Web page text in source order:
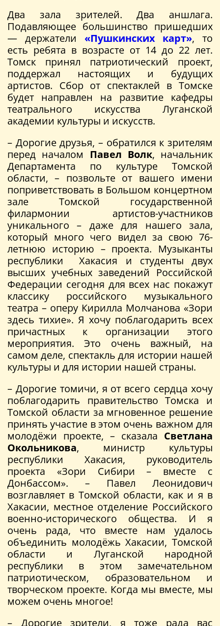
Два зала зрителей. Два аншлага.
Подавляющее большинство пришедших
— держатели «Пушкинских карт», то
есть ребята в возрасте от 14 до 22 лет.
Томск принял патриотический проект,
поддержал настоящих и будущих
артистов. Сбор от спектаклей в Томске
будет направлен на развитие кафедры
театрального искусства Луганской
академии культуры и искусств.
– Дорогие друзья, – обратился к зрителям
перед началом Павел Волк, начальник
Департамента по культуре Томской
области, – позвольте от вашего имени
поприветствовать в Большом концертном
зале Томской государственной
филармонии артистов-участников
уникального – даже для нашего зала,
который много чего видел за свою 76-
летнюю историю – проекта. Музыканты
республики Хакасия и студенты двух
высших учебных заведений Российской
Федерации сегодня для всех нас покажут
классику российского музыкального
театра – оперу Кирилла Молчанова «Зори
здесь тихие». Я хочу поблагодарить всех
причастных к организации этого
мероприятия. Это очень важный, на
самом деле, спектакль для истории нашей
культуры и для истории нашей страны.
– Дорогие томичи, я от всего сердца хочу
поблагодарить правительство Томска и
Томской области за мгновенное решение
принять участие в этом очень важном для
молодёжи проекте, – сказала Светлана
Окольникова, министр культуры
республики Хакасия, руководитель
проекта «Зори Сибири – вместе с
Донбассом». – Павел Леонидович
возглавляет в Томской области, как и я в
Хакасии, местное отделение Российского
военно-исторического общества. И я
очень рада, что вместе нам удалось
объединить молодёжь Хакасии, Томской
области и Луганской народной
республики в этом замечательном
патриотическом, образовательном и
творческом проекте. Когда мы вместе, мы
можем очень многое!
– Дорогие зрители, я тоже рада вас